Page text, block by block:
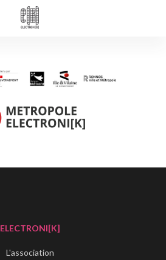
ELECTRONI[K]
L'association